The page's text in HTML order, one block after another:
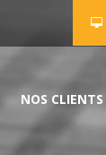
NOS CLIENTS